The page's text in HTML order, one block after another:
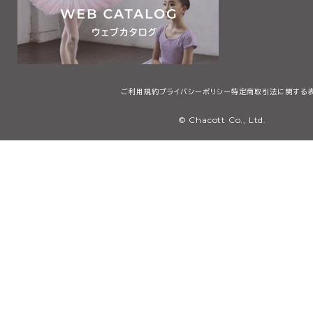
ご利用規約プライバシーポリシー 特定商取引法に関する
© Chacott Co., Ltd.